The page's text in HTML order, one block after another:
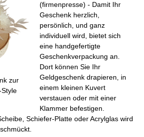
zur
(firmenpresse) - Damit Ihr
Geschenk herzlich,
persönlich, und ganz
individuell wird, bietet sich
eine handgefertigte
Geschenkverpackung an.
Dort können Sie Ihr
Geldgeschenk drapieren, in
einem kleinen Kuvert
verstauen oder mit einer
Klammer befestigen.
Schiefer-Platte oder Acrylglas wird